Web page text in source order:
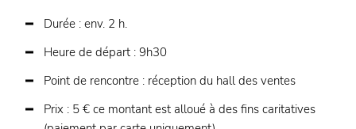
Durée : env. 2 h.
Heure de départ : 9h30
Point de rencontre : réception du hall des ventes
Prix : 5 € ce montant est alloué à des fins caritatives